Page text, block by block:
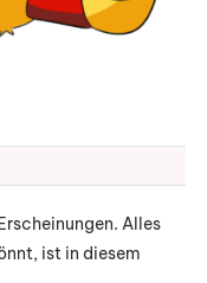
Alles
ist in diesem